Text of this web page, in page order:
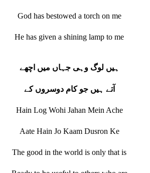
God has bestowed a torch on me
He has given a shining lamp to me
ہیں لوگ وہی جہاں میں اچھے
آتے ہیں جو کام دوسروں کے
Hain Log Wohi Jahan Mein Ache
Aate Hain Jo Kaam Dusron Ke
The good in the world is only that is